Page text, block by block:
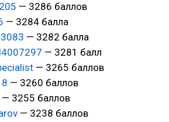
— 3286 баллов
— 3284 балла
— 3282 балла
— 3281 балл
— 3265 баллов
— 3260 баллов
— 3255 баллов
— 3238 баллов